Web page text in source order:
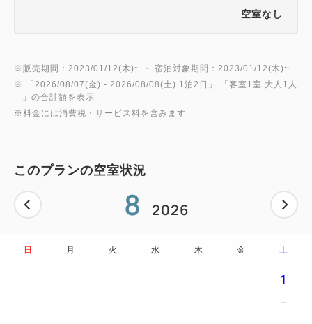
空室なし
※販売期間：2023/01/12(木)~ ・ 宿泊対象期間：2023/01/12(木)~
※ 「 2026/08/07(金) - 2026/08/08(土) 1泊2日 」 「客室1室 大人1人
」の合計額を表示
※料金には消費税・サービス料を含みます
このプランの空室状況
8 2026
日 月 火 水 木 金 土
1